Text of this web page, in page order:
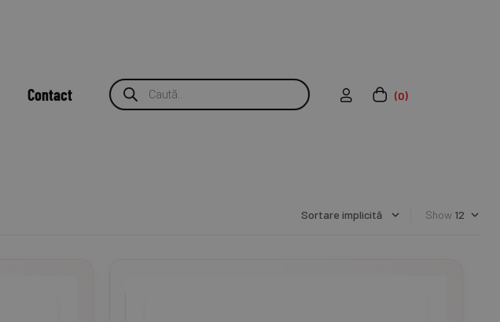
Contact (0)
Show